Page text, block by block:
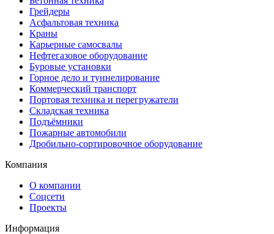
Грейдеры
Асфальтовая техника
Краны
Карьерные самосвалы
Нефтегазовое оборудование
Буровые установки
Горное дело и туннелирование
Коммерческий транспорт
Портовая техника и перегружатели
Складская техника
Подъёмники
Пожарные автомобили
Дробильно-сортировочное оборудование
Компания
О компании
Соцсети
Проекты
Информация